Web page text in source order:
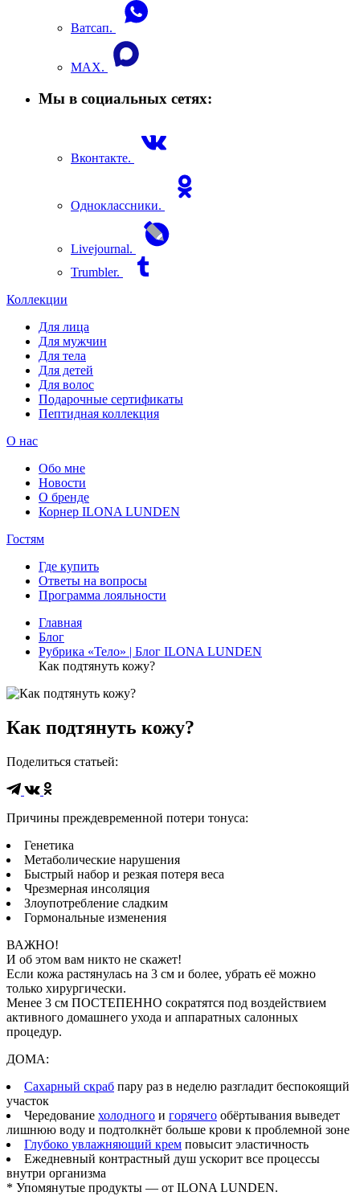
Ватсап.
MAX.
Мы в социальных сетях:
Вконтакте.
Одноклассники.
Livejournal.
Trumbler.
Коллекции
Для лица
Для мужчин
Для тела
Для детей
Для волос
Подарочные сертификаты
Пептидная коллекция
О нас
Обо мне
Новости
О бренде
Корнер ILONA LUNDEN
Гостям
Где купить
Ответы на вопросы
Программа лояльности
Главная
Блог
Рубрика «Тело» | Блог ILONA LUNDEN
Как подтянуть кожу?
Как подтянуть кожу?
Поделиться статьей:
Причины преждевременной потери тонуса:
Генетика
Метаболические нарушения
Быстрый набор и резкая потеря веса
Чрезмерная инсоляция
Злоупотребление сладким
Гормональные изменения
ВАЖНО!
И об этом вам никто не скажет!
Если кожа растянулась на 3 см и более, убрать её можно
только хирургически.
Менее 3 см ПОСТЕПЕННО сократятся под воздействием
активного домашнего ухода и аппаратных салонных
процедур.
ДОМА:
Сахарный скраб пару раз в неделю разгладит беспокоящий
участок
Чередование холодного и горячего обёртывания выведет
лишнюю воду и подтолкнёт больше крови к проблемной зоне
Глубоко увлажняющий крем повысит эластичность
Ежедневный контрастный душ ускорит все процессы
внутри организма
* Упомянутые продукты — от ILONA LUNDEN.